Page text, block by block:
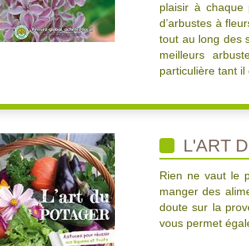
plaisir à chaque
d’arbustes à
tout au long des
meilleurs
particulière tant il
L'ART
Rien ne vaut le
manger des
doute sur la
vous permet